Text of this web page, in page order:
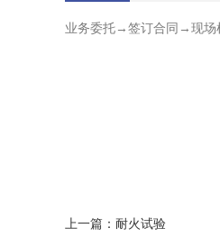
业务委托→签订合同→现
上一篇： 耐火试验